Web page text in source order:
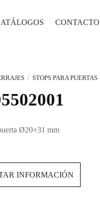
CONTACTO
/ STOPS PARA PUERTAS
Ø20×31 mm
INFORMACIÓN